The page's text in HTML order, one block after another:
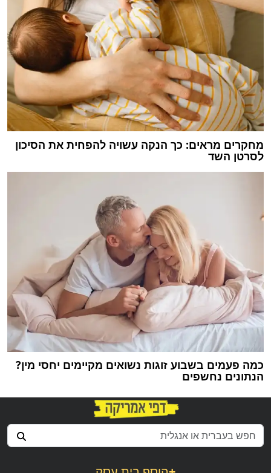
מחקרים מראים: כך הנקה עשויה להפחית את הסיכון
לסרטן השד
כמה פעמים בשבוע זוגות נשואים מקיימים יחסי מין?
הנתונים נחשפים